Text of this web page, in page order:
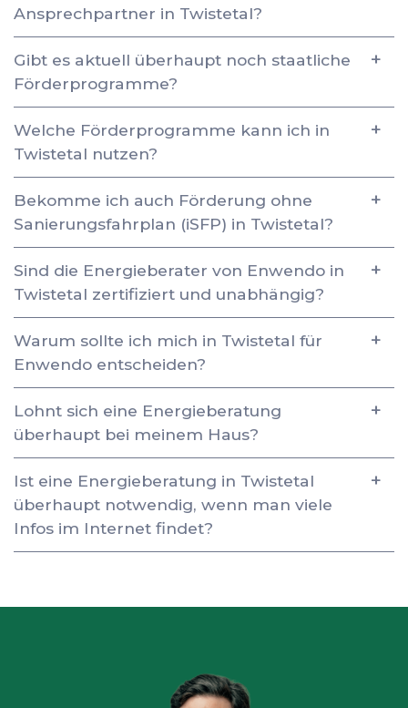
Ansprechpartner in Twistetal?
Gibt es aktuell überhaupt noch staatliche
Förderprogramme?
Welche Förderprogramme kann ich in
Twistetal nutzen?
Bekomme ich auch Förderung ohne
Sanierungsfahrplan (iSFP) in Twistetal?
Sind die Energieberater von Enwendo in
Twistetal zertifiziert und unabhängig?
Warum sollte ich mich in Twistetal für
Enwendo entscheiden?
Lohnt sich eine Energieberatung
überhaupt bei meinem Haus?
Ist eine Energieberatung in Twistetal
überhaupt notwendig, wenn man viele
Infos im Internet findet?